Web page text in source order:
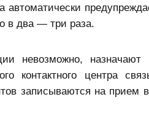
в два — три раза.
невозможно, назначают
контактного центра
записываются на прием